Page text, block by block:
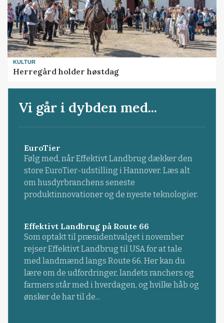
KULTUR
Herregård holder høstdag
Vi går i dybden med...
EuroTier
Følg med, når Effektivt Landbrug dækker den
store EuroTier-udstilling i Hannover. Læs alt
om husdyrbranchens seneste
produktinnovationer og de nyeste teknologier.
Effektivt Landbrug på Route 66
Som optakt til præsidentvalget i november
rejser Effektivt Landbrug til USA for at tale
med landmænd langs Route 66. Her kan du
lære om de udfordringer, landets ranchers og
farmers står med i hverdagen, og hvilke håb og
ønsker de har til de...